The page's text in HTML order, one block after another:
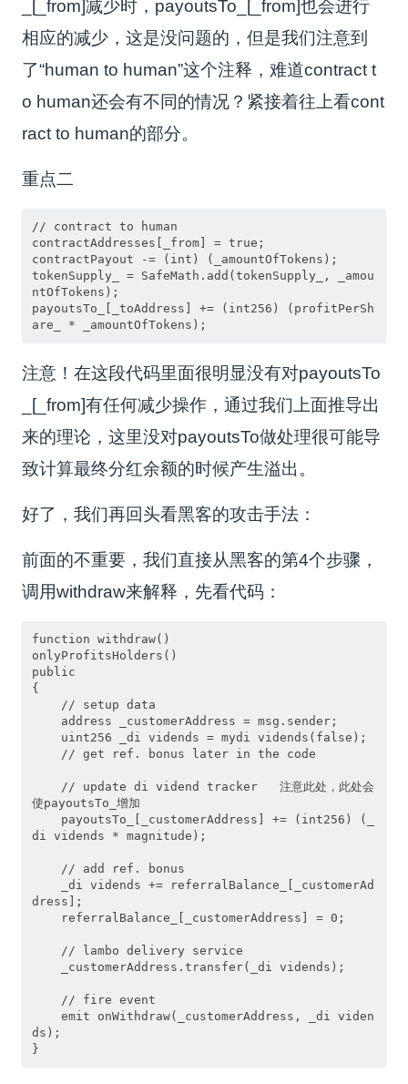
_[_from]减少时，payoutsTo_[_from]也会进行
相应的减少，这是没问题的，但是我们注意到
了“human to human”这个注释，难道contract t
o human还会有不同的情况？紧接着往上看cont
ract to human的部分。
重点二
// contract to human
contractAddresses[_from] = true;
contractPayout -= (int) (_amountOfTokens);
tokenSupply_ = SafeMath.add(tokenSupply_, _amou
ntOfTokens);
payoutsTo_[_toAddress] += (int256) (profitPerSh
are_ * _amountOfTokens);
注意！在这段代码里面很明显没有对payoutsTo
_[_from]有任何减少操作，通过我们上面推导出
来的理论，这里没对payoutsTo做处理很可能导
致计算最终分红余额的时候产生溢出。
好了，我们再回头看黑客的攻击手法：
前面的不重要，我们直接从黑客的第4个步骤，
调用withdraw来解释，先看代码：
function withdraw()
onlyProfitsHolders()
public
{
// setup data
address _customerAddress = msg.sender;
uint256 _di vidends = mydi vidends(false);
// get ref. bonus later in the code
// update di vidend tracker   注意此处，此处会
使payoutsTo_增加
payoutsTo_[_customerAddress] += (int256) (_
di vidends * magnitude);
// add ref. bonus
_di vidends += referralBalance_[_customerAd
dress];
referralBalance_[_customerAddress] = 0;
// lambo delivery service
_customerAddress.transfer(_di vidends);
// fire event
emit onWithdraw(_customerAddress, _di viden
ds);
}